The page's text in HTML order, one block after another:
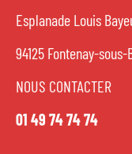
Esplanade Louis
94125 Fontenay-sous-
NOUS CONTACTER
01 49 74 74 74